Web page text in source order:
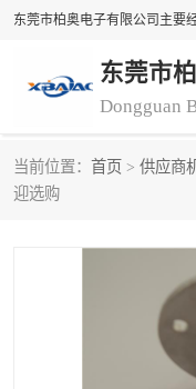
东莞市
Dongguan
当前位置： 首页 > 供应商
迎选购
浮球液位开关
机械式油表